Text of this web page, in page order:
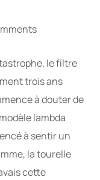
le filtre
trois ans
à douter de
lambda
à sentir un
la tourelle
cette